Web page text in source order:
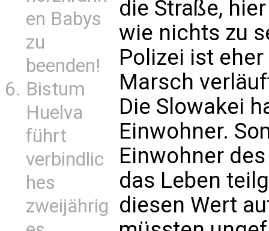
en Babys
zu
beenden!
Bistum
Huelva
führt
verbindlic
hes
zweijährig
die Straße,
wie nichts zu
Polizei ist
Marsch
Die Slowakei
Einwohner.
Einwohner
das Leben
diesen Wert